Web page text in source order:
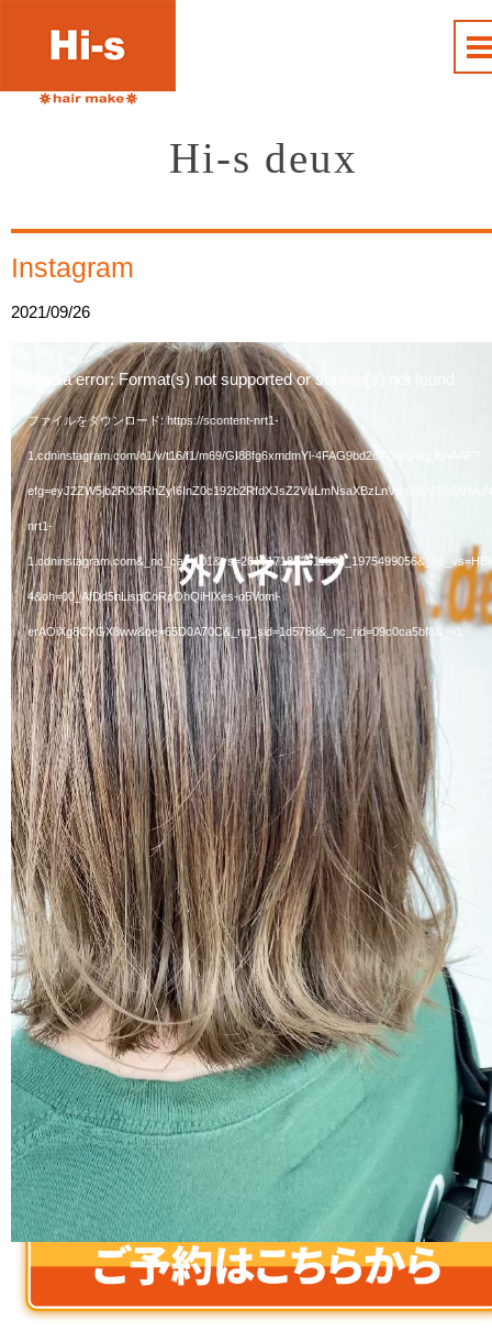
Hi-s deux
Instagram
2021/09/26
画
プ
レ
ー
ヤ
ー
Media error: Format(s) not supported or source(s) not found
ファイルをダウンロード: https://scontent-nrt1-
1.cdninstagram.com/o1/v/t16/f1/m69/GI88fg6xmdmYl-4FAG9bd2dYCqtQbq_EAAAF?
nrt1-
4&oh=00_AfDd5nLispCoRpOhQiHlXes-o5Voml-
erAOiXg8CXGX8ww&oe=65D0A70C&_nc_sid=1d576d&_nc_rid=09c0ca5bf8&_=1
外ハネボブ
ボブ
ロブ
ハイライト
ローライト
バレイヤージュ
シャドールーツ